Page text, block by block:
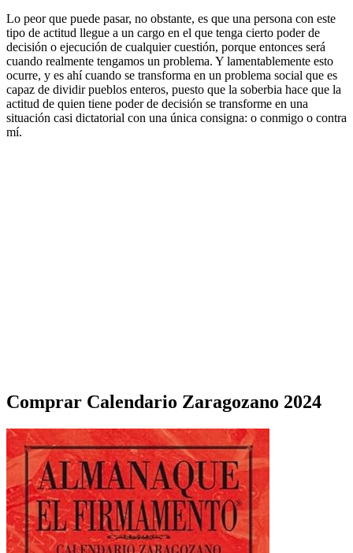
Lo peor que puede pasar, no obstante, es que una persona con este
tipo de actitud llegue a un cargo en el que tenga cierto poder de
decisión o ejecución de cualquier cuestión, porque entonces será
cuando realmente tengamos un problema. Y lamentablemente esto
ocurre, y es ahí cuando se transforma en un problema social que es
capaz de dividir pueblos enteros, puesto que la soberbia hace que la
actitud de quien tiene poder de decisión se transforme en una
situación casi dictatorial con una única consigna: o conmigo o contra
mí.
Comprar Calendario Zaragozano 2024